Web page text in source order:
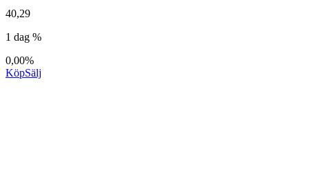
40,29
1 dag %
0,00%
KöpSälj